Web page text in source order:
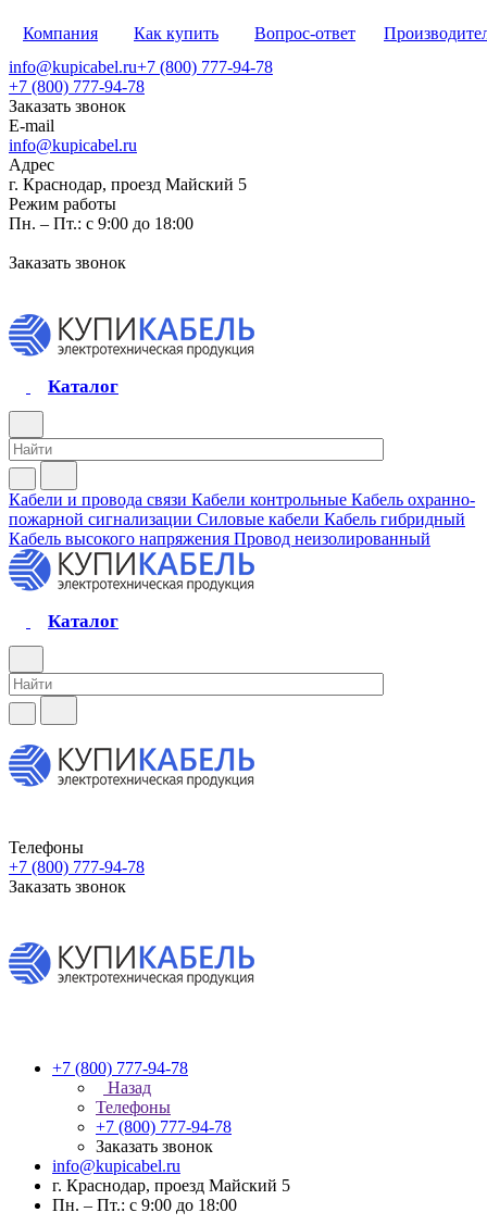
Компания Как купить Вопрос-ответ
info@kupicabel.ru+7 (800) 777-94-78
+7 (800) 777-94-78
Заказать звонок
E-mail
info@kupicabel.ru
Адрес
г. Краснодар, проезд Майский 5
Режим работы
Пн. – Пт.: с 9:00 до 18:00
Заказать звонок
Каталог
Кабели и провода связи Кабели контрольные Кабель охранно-
пожарной сигнализации Силовые кабели Кабель гибридный
Кабель высокого напряжения Провод неизолированный
Каталог
Телефоны
+7 (800) 777-94-78
Заказать звонок
+7 (800) 777-94-78
Назад
Телефоны
+7 (800) 777-94-78
Заказать звонок
info@kupicabel.ru
г. Краснодар, проезд Майский 5
Пн. – Пт.: с 9:00 до 18:00